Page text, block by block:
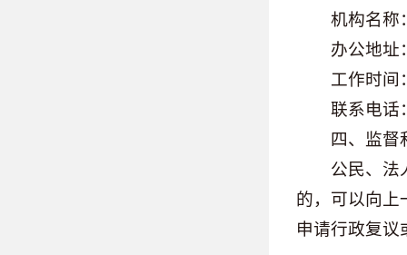
机构名称：
办公地址：
工作时间：
联系电话：
四、监督
公民、法人
的，可以向上
申请行政复议